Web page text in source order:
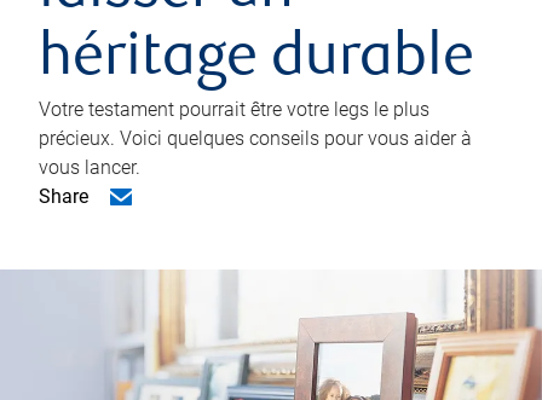
héritage durable
Votre testament pourrait être votre legs le plus
précieux. Voici quelques conseils pour vous aider à
vous lancer.
Share